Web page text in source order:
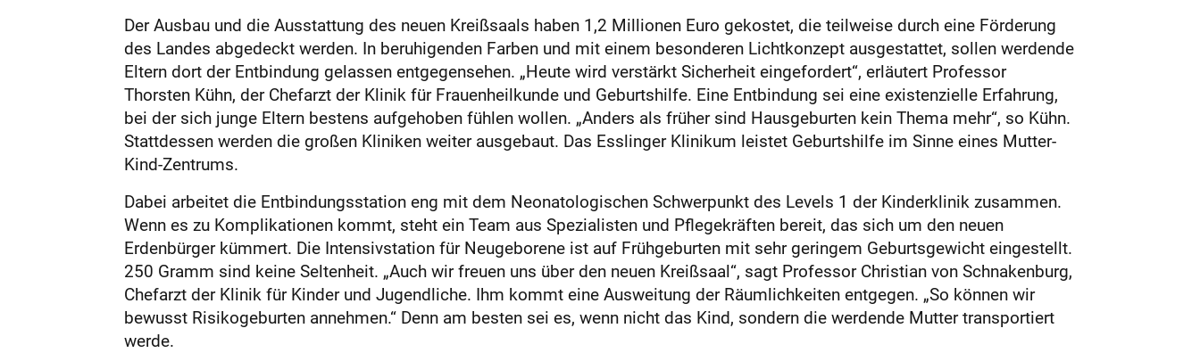
Der Ausbau und die Ausstattung des neuen Kreißsaals haben 1,2 Millionen Euro gekostet, die teilweise durch eine Förderung
des Landes abgedeckt werden. In beruhigenden Farben und mit einem besonderen Lichtkonzept ausgestattet, sollen werdende
Eltern dort der Entbindung gelassen entgegensehen. „Heute wird verstärkt Sicherheit eingefordert“, erläutert Professor
Thorsten Kühn, der Chefarzt der Klinik für Frauenheilkunde und Geburtshilfe. Eine Entbindung sei eine existenzielle Erfahrung,
bei der sich junge Eltern bestens aufgehoben fühlen wollen. „Anders als früher sind Hausgeburten kein Thema mehr“, so Kühn.
Stattdessen werden die großen Kliniken weiter ausgebaut. Das Esslinger Klinikum leistet Geburtshilfe im Sinne eines Mutter-
Kind-Zentrums.
Dabei arbeitet die Entbindungsstation eng mit dem Neonatologischen Schwerpunkt des Levels 1 der Kinderklinik zusammen.
Wenn es zu Komplikationen kommt, steht ein Team aus Spezialisten und Pflegekräften bereit, das sich um den neuen
Erdenbürger kümmert. Die Intensivstation für Neugeborene ist auf Frühgeburten mit sehr geringem Geburtsgewicht eingestellt.
250 Gramm sind keine Seltenheit. „Auch wir freuen uns über den neuen Kreißsaal“, sagt Professor Christian von Schnakenburg,
Chefarzt der Klinik für Kinder und Jugendliche. Ihm kommt eine Ausweitung der Räumlichkeiten entgegen. „So können wir
bewusst Risikogeburten annehmen.“ Denn am besten sei es, wenn nicht das Kind, sondern die werdende Mutter transportiert
werde.